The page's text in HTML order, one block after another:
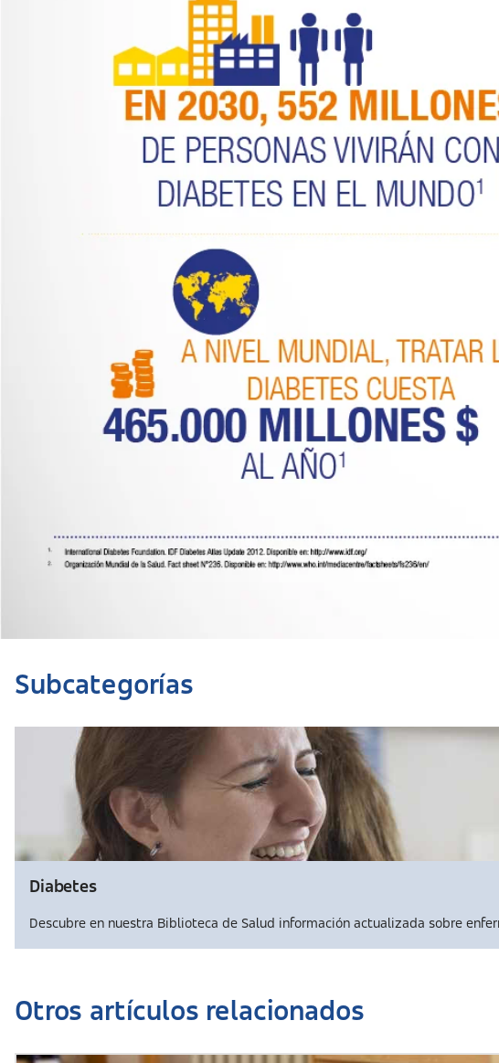
Subcategorías
Diabetes
Descubre en nuestra Biblioteca de Salud información actualizada sobre
Otros artículos relacionados